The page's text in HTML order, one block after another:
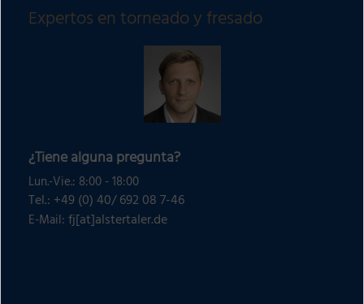
Expertos en torneado y fresado
¿Tiene alguna pregunta?
Lun.-Vie.: 8:00 - 18:00
Tel.: +49 (0) 40/ 692 08 7-46
E-Mail: fj[at]alstertaler.de